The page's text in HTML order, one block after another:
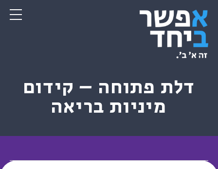
דלת פתוחה – קידום
מיניות בריאה